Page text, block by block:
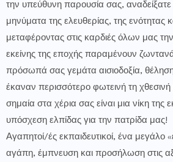
την υπεύθυνη παρουσία σας, αναδείξατε
μηνύματα της ελευθερίας, της ενότητας
μεταφέροντας στις καρδιές όλων μας
εκείνης της εποχής παραμένουν
πρόσωπά σας γεμάτα αισιοδοξία,
έκαναν περισσότερο φωτεινή τη
σημαία στα χέρια σας είναι μια νίκη της
υπόσχεση ελπίδας για την πατρίδα μας!
Αγαπητοί/ές εκπαιδευτικοί, ένα μεγάλο
αγάπη, έμπνευση και προσήλωση στις